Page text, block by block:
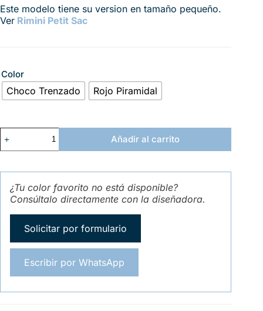
Este modelo tiene su version en tamaño pequeño.
Ver Rimini Petit Sac
Color
Choco Trenzado Rojo Piramidal
Añadir al carrito
¿Tu color favorito no está disponible?
Consúltalo directamente con la diseñadora.
Solicitar por formulario
Escribir por WhatsApp